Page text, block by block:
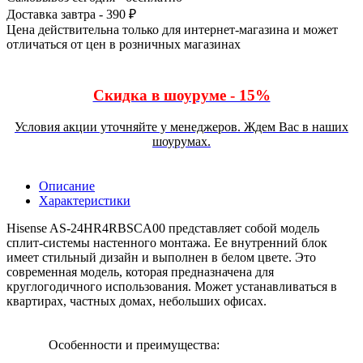
Доставка завтра - 390 ₽
Цена действительна только для интернет-магазина и может
отличаться от цен в розничных магазинах
Скидка в шоуруме - 15%
Условия акции уточняйте у менеджеров. Ждем Вас в наших
шоурумах.
Описание
Характеристики
Hisense AS-24HR4RBSCA00 представляет собой модель
сплит-системы настенного монтажа. Ее внутренний блок
имеет стильный дизайн и выполнен в белом цвете. Это
современная модель, которая предназначена для
круглогодичного использования. Может устанавливаться в
квартирах, частных домах, небольших офисах.
Особенности и преимущества: